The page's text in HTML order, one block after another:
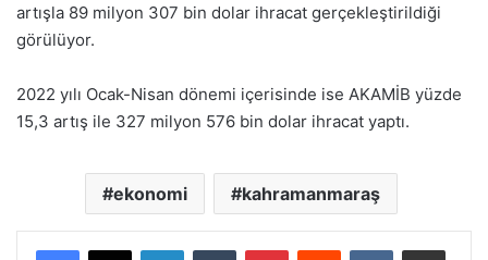
artışla 89 milyon 307 bin dolar ihracat gerçekleştirildiği
görülüyor.
2022 yılı Ocak-Nisan dönemi içerisinde ise AKAMİB yüzde
15,3 artış ile 327 milyon 576 bin dolar ihracat yaptı.
ekonomi kahramanmaraş
LinkedInTumblr PinterestReddit VKontakteE-Posta ile paylaş